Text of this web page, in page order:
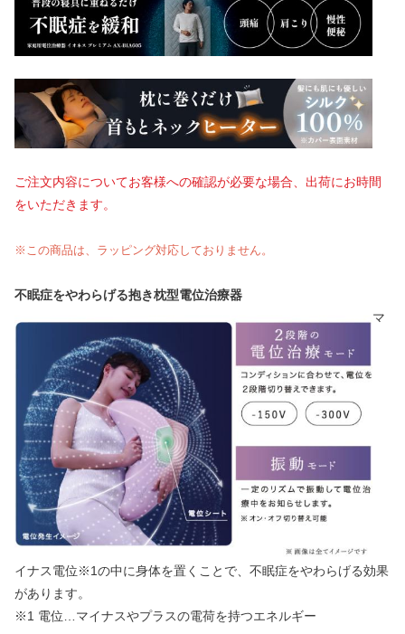
ご注文内容についてお客様への確認が必要な場合、出荷にお時間
をいただきます。
※この商品は、ラッピング対応しておりません。
不眠症をやわらげる抱き枕型電位治療器
マ
イナス電位※1の中に身体を置くことで、不眠症をやわらげる効果
があります。
※1 電位…マイナスやプラスの電荷を持つエネルギー